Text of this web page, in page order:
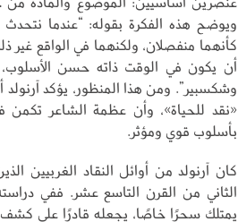
ويوضح هذه الفكرة بقوله: “عندما
كأنهما منفصلان، ولكنهما في الواقع غير
أن يكون في الوقت ذاته حسن الأسلوب،
وشكسبير”. ومن هذا المنظور، يؤكد
«نقد للحياة»، وأن عظمة الشاعر تكمن
بأسلوب قوي ومؤثر.
كان آرنولد من أوائل النقاد الغربيين
الثاني من القرن التاسع عشر. ففي
يمتلك سحرًا خاصًا، يجعله قادرًا على كشف